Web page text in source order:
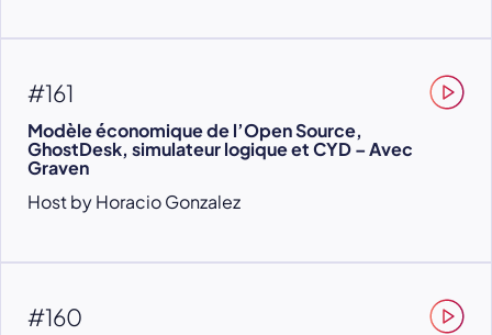
#161
Modèle économique de l’Open Source,
GhostDesk, simulateur logique et CYD – Avec
Graven
Host by Horacio Gonzalez
#160